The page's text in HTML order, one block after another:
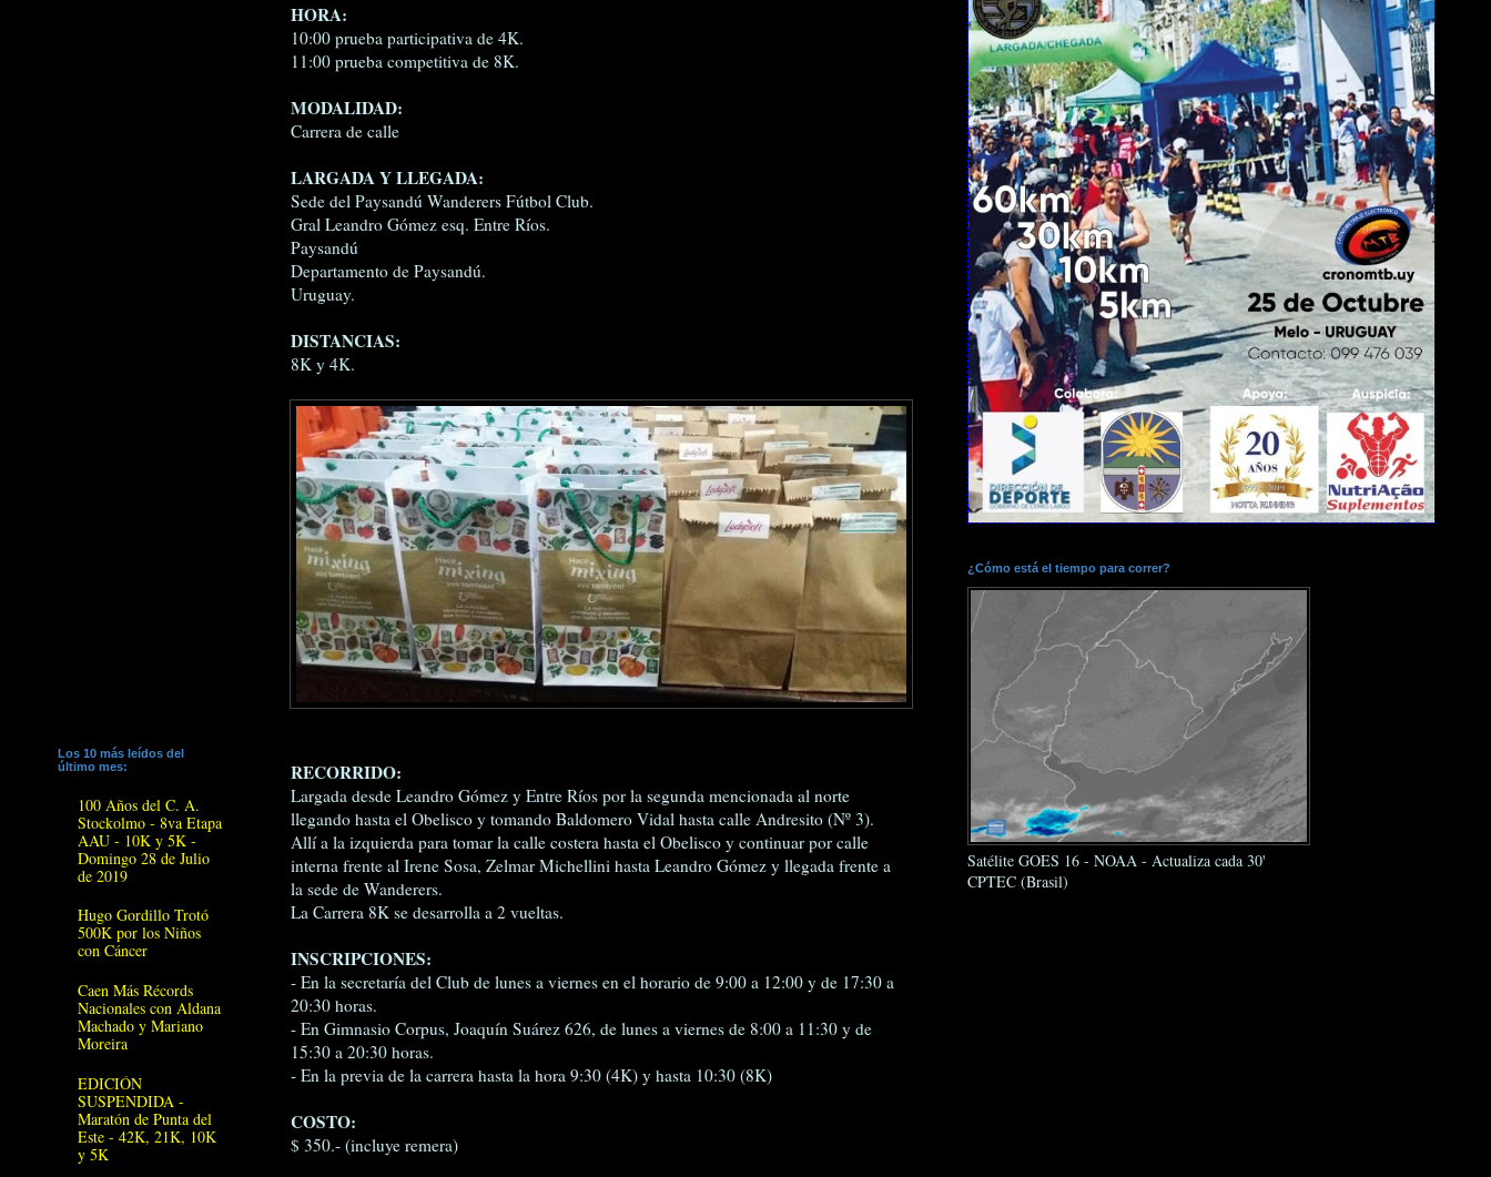
HORA:
10:00 prueba participativa de 4K.
11:00 prueba competitiva de 8K.
MODALIDAD:
Carrera de calle
LARGADA Y LLEGADA:
Sede del Paysandú Wanderers Fútbol Club.
Gral Leandro Gómez esq. Entre Ríos.
Paysandú
Departamento de Paysandú.
Uruguay.
DISTANCIAS:
8K y 4K.
RECORRIDO:
Largada desde Leandro Gómez y Entre Ríos por la segunda mencionada al norte
llegando hasta el Obelisco y tomando Baldomero Vidal hasta calle Andresito (Nº 3).
Allí a la izquierda para tomar la calle costera hasta el Obelisco y continuar por calle
interna frente al Irene Sosa, Zelmar Michellini hasta Leandro Gómez y llegada frente a
la sede de Wanderers.
La Carrera 8K se desarrolla a 2 vueltas.
INSCRIPCIONES:
- En la secretaría del Club de lunes a viernes en el horario de 9:00 a 12:00 y de 17:30 a
20:30 horas.
- En Gimnasio Corpus, Joaquín Suárez 626, de lunes a viernes de 8:00 a 11:30 y de
15:30 a 20:30 horas.
- En la previa de la carrera hasta la hora 9:30 (4K) y hasta 10:30 (8K)
COSTO:
$ 350.- (incluye remera)
Los 10 más leídos del
último mes:
100 Años del C. A.
Stockolmo - 8va Etapa
AAU - 10K y 5K -
Domingo 28 de Julio
de 2019
Hugo Gordillo Trotó
500K por los Niños
con Cáncer
Caen Más Récords
Nacionales con Aldana
Machado y Mariano
Moreira
EDICIÓN
SUSPENDIDA -
Maratón de Punta del
Este - 42K, 21K, 10K
y 5K
¿Cómo está el tiempo para correr?
Satélite GOES 16 - NOAA - Actualiza cada 30'
CPTEC (Brasil)